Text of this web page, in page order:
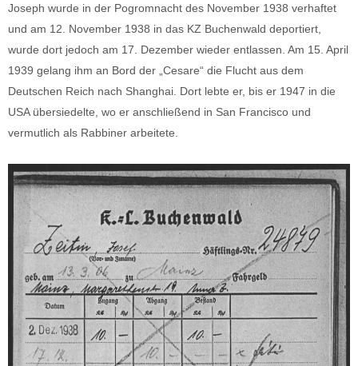
Joseph wurde in der Pogromnacht des November 1938 verhaftet
und am 12. November 1938 in das KZ Buchenwald deportiert,
wurde dort jedoch am 17. Dezember wieder entlassen. Am 15. April
1939 gelang ihm an Bord der „Cesare“ die Flucht aus dem
Deutschen Reich nach Shanghai. Dort lebte er, bis er 1947 in die
USA übersiedelte, wo er anschließend in San Francisco und
vermutlich als Rabbiner arbeitete.